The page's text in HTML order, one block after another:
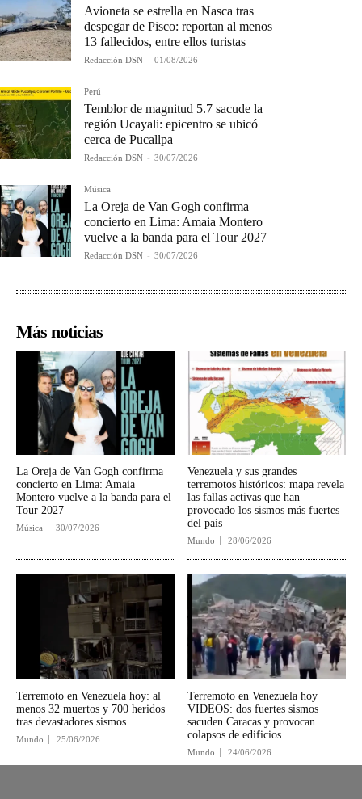
Avioneta se estrella en Nasca tras
despegar de Pisco: reportan al menos
13 fallecidos, entre ellos turistas
Redacción DSN - 01/08/2026
Perú
Temblor de magnitud 5.7 sacude la
región Ucayali: epicentro se ubicó
cerca de Pucallpa
Redacción DSN - 30/07/2026
Música
La Oreja de Van Gogh confirma
concierto en Lima: Amaia Montero
vuelve a la banda para el Tour 2027
Redacción DSN - 30/07/2026
Más noticias
La Oreja de Van Gogh confirma
concierto en Lima: Amaia
Montero vuelve a la banda para el
Tour 2027
Música 30/07/2026
Venezuela y sus grandes
terremotos históricos: mapa revela
las fallas activas que han
provocado los sismos más fuertes
del país
Mundo 28/06/2026
Terremoto en Venezuela hoy: al
menos 32 muertos y 700 heridos
tras devastadores sismos
Mundo 25/06/2026
Terremoto en Venezuela hoy
VIDEOS: dos fuertes sismos
sacuden Caracas y provocan
colapsos de edificios
Mundo 24/06/2026